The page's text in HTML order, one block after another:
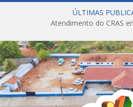
ÚLTIMAS
Atendimento do CRAS